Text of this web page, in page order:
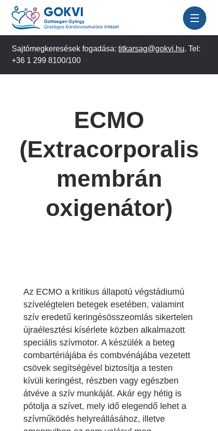
Ugrás
tartalomra
Sajtómegkeresések fogadása: titkarsag@gokvi.hu. Tel:
+36 1 299 8100/100
ECMO
(Extracorporalis
membrán
oxigenátor)
Az ECMO a kritikus állapotú végstádiumú
szívelégtelen betegek esetében, valamint
szív eredetű keringésösszeomlás sikertelen
újraélesztési kísérlete közben alkalmazott
speciális szívmotor. A készülék a beteg
combartériájába és combvénájába vezetett
csövek segítségével biztosítja a testen
kívüli keringést, részben vagy egészben
átvéve a szív munkáját. Akár egy hétig is
pótolja a szívet, mely idő elegendő lehet a
szívműködés helyreállásához, illetve